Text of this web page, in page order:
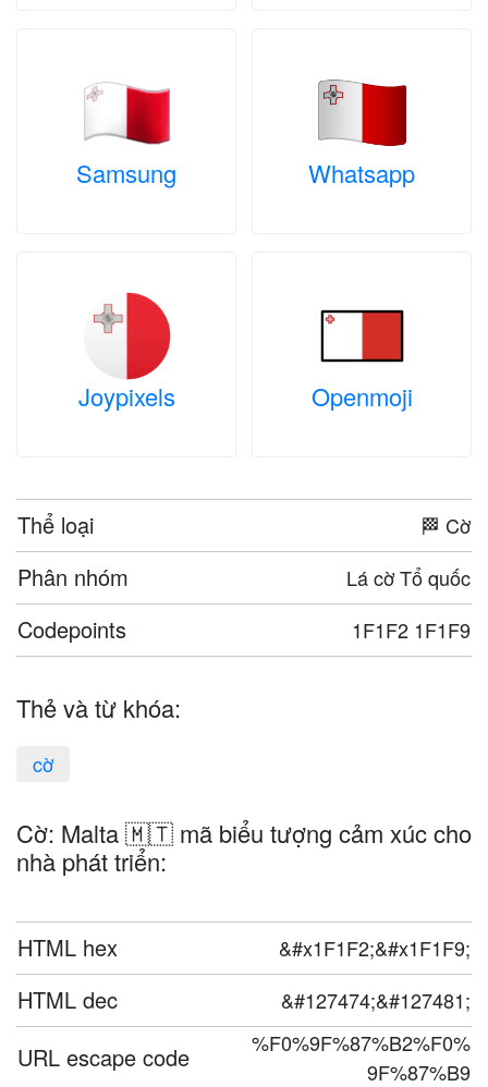
Samsung Whatsapp
Joypixels Openmoji
Thể loại 🏁 Cờ
Phân nhóm Lá cờ Tổ quốc
Codepoints 1F1F2 1F1F9
Thẻ và từ khóa:
cờ
Cờ: Malta 🇲🇹 mã biểu tượng cảm xúc cho
nhà phát triển:
HTML hex &#x1F1F2;&#x1F1F9;
HTML dec &#127474;&#127481;
URL escape code
%F0%9F%87%B2%F0%
9F%87%B9